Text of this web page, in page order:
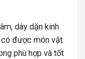
dày dặn kinh
có được món vật
phù hợp và tốt